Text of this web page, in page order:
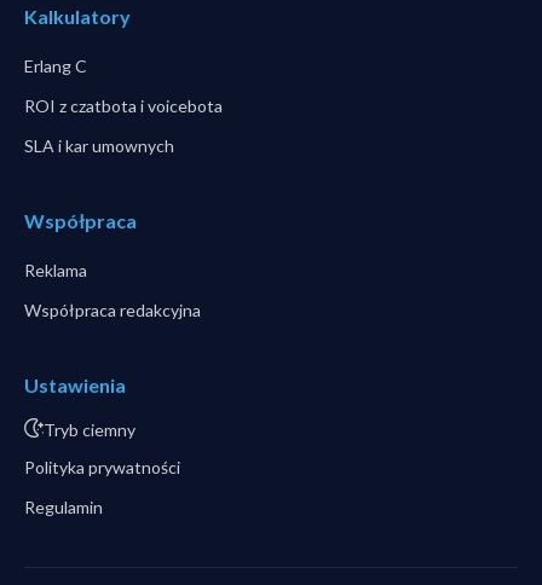
Kalkulatory
Erlang C
ROI z czatbota i voicebota
SLA i kar umownych
Współpraca
Reklama
Współpraca redakcyjna
Ustawienia
Tryb ciemny
Polityka prywatności
Regulamin